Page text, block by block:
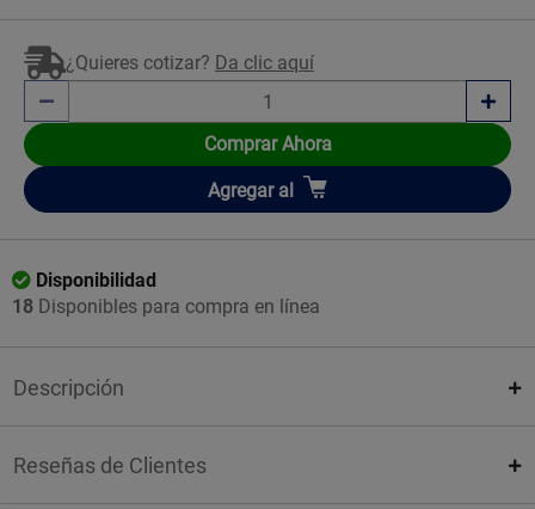
¿Quieres cotizar? Da clic aquí
Comprar Ahora
Añadir
Agregar al
Disponibilidad
18 Disponibles para compra en línea
Descripción
Reseñas de Clientes